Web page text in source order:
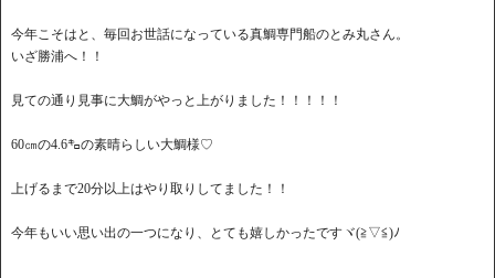
今年こそはと、毎回お世話になっている真鯛専門船のとみ丸さん。
いざ勝浦へ！！
見ての通り見事に大鯛がやっと上がりました！！！！！
60㎝の4.6㌔の素晴らしい大鯛様♡
上げるまで20分以上はやり取りしてました！！
今年もいい思い出の一つになり、とても嬉しかったですヾ(≧▽≦)ﾉ